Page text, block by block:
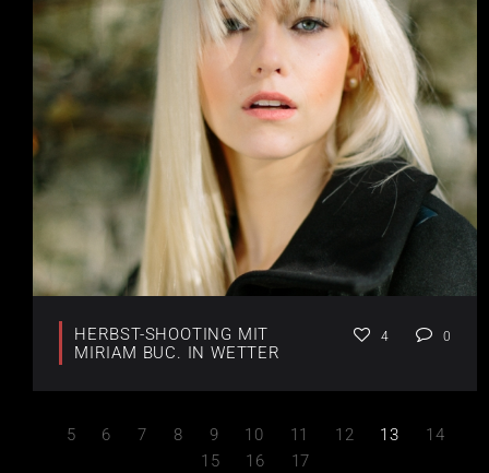
HERBST-SHOOTING MIT
MIRIAM BUC. IN WETTER
4 0
5 6 7 8 9 10 11 12 13
14
15
16 17